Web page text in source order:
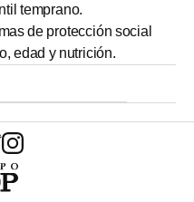
temprano.
de protección social
edad y nutrición.